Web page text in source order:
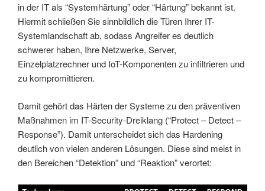
in der IT als “Systemhärtung” oder “Härtung” bekannt ist.
Hiermit schließen Sie sinnbildlich die Türen Ihrer IT-
Systemlandschaft ab, sodass Angreifer es deutlich
schwerer haben, Ihre Netzwerke, Server,
Einzelplatzrechner und IoT-Komponenten zu infiltrieren und
zu kompromittieren.
Damit gehört das Härten der Systeme zu den präventiven
Maßnahmen im IT-Security-Dreiklang (“Protect – Detect –
Response”). Damit unterscheidet sich das Hardening
deutlich von vielen anderen Lösungen. Diese sind meist in
den Bereichen “Detektion” und “Reaktion” verortet: